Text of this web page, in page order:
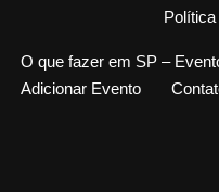
O que fazer em SP –
Adicionar Evento